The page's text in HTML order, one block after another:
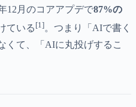
12月のコアアプデで87%の
ている [1]。つまり「AIで書く
くて、「AIに丸投げするこ